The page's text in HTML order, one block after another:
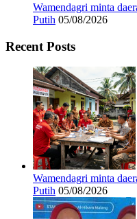
Wamendagri minta
Putih 05/08/2026
Recent Posts
Wamendagri minta
Putih 05/08/2026